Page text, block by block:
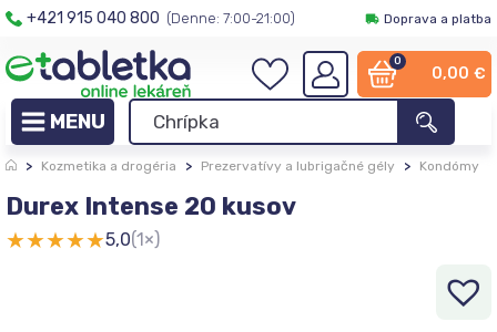
+421 915 040 800 (Denne: 7:00-21:00) Doprava a platba
0
0,00 €
> Kozmetika a drogéria > Prezervatívy a lubrigačné gély > Kondómy
Durex Intense 20 kusov
★★★★★5,0(1×)